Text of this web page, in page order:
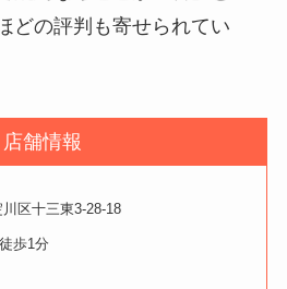
どの評判も寄せられてい
店舗情報
区十三東3-28-18
歩1分